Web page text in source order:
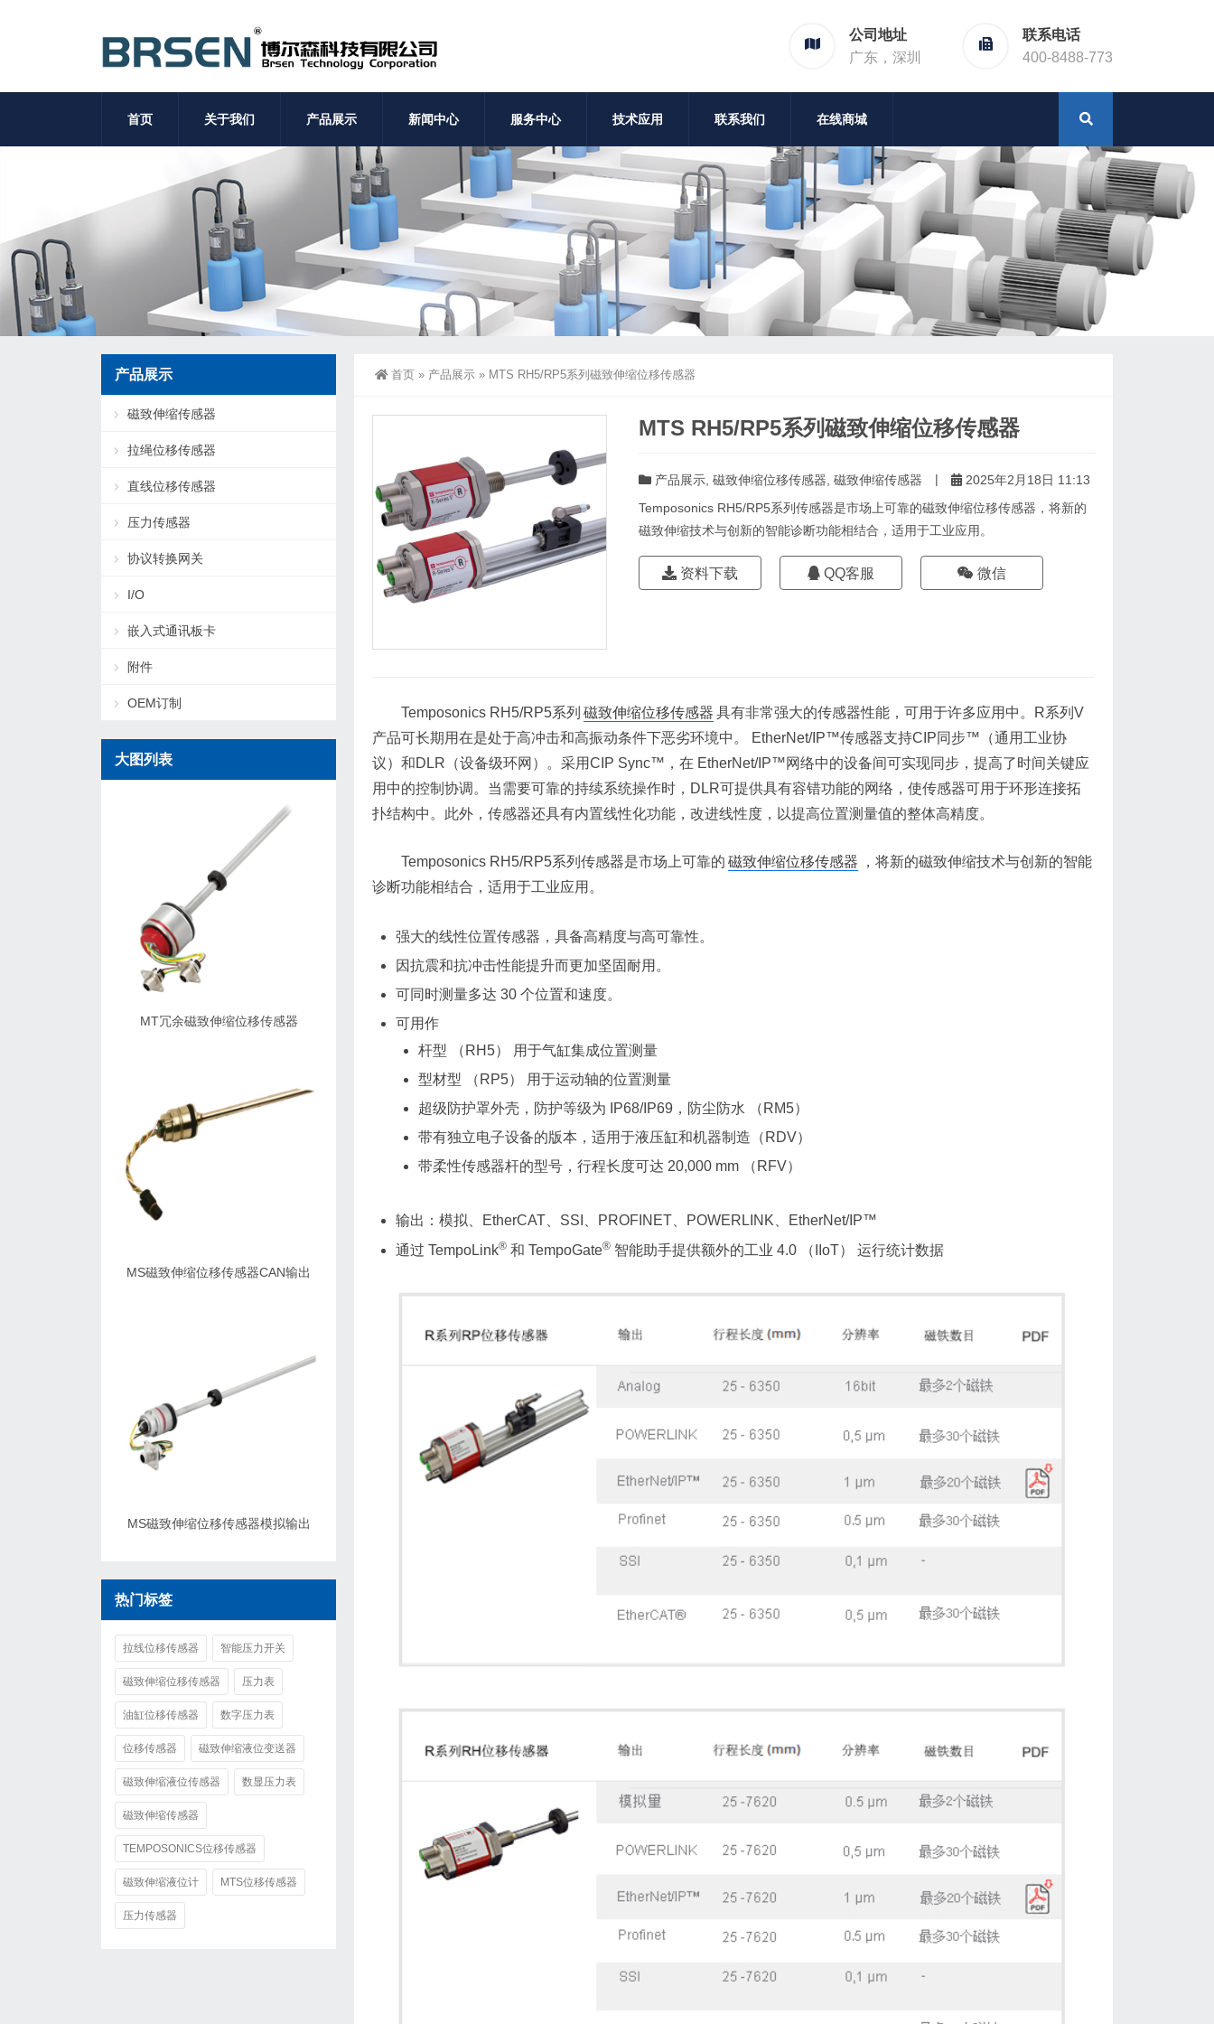
公司地址
广东，深圳
联系电话
400-8488-773
首页 关于我们 产品展示 新闻中心 服务中心 技术应用 联系我们 在线商城
首页 » 产品展示 » MTS RH5/RP5系列磁致伸缩位移传感器
MTS RH5/RP5系列磁致伸缩位移传感器
产品展示 磁致伸缩位移传感器 磁致伸缩传感器 |
2025年2月18日 11:13
Temposonics RH5/RP5系列传感器是市场上可靠的磁致伸缩位移传感器，将新的
磁致伸缩技术与创新的智能诊断功能相结合，适用于工业应用。
资料下载 QQ客服 微信
Temposonics RH5/RP5系列 磁致伸缩位移传感器 具有非常强大的传感器性能，可用于许多应用中。R系列V
产品可长期用在是处于高冲击和高振动条件下恶劣环境中。 EtherNet/IP™传感器支持CIP同步™（通用工业协
议）和DLR（设备级环网）。采用CIP Sync™，在 EtherNet/IP™网络中的设备间可实现同步，提高了时间关键应
用中的控制协调。当需要可靠的持续系统操作时，DLR可提供具有容错功能的网络，使传感器可用于环形连接拓
扑结构中。此外，传感器还具有内置线性化功能，改进线性度，以提高位置测量值的整体高精度。
Temposonics RH5/RP5系列传感器是市场上可靠的 磁致伸缩位移传感器
，将新的磁致伸缩技术与创新的智能
诊断功能相结合，适用于工业应用。
强大的线性位置传感器，具备高精度与高可靠性。
因抗震和抗冲击性能提升而更加坚固耐用。
可同时测量多达 30 个位置和速度。
可用作
杆型 （RH5） 用于气缸集成位置测量
型材型 （RP5） 用于运动轴的位置测量
超级防护罩外壳，防护等级为 IP68/IP69，防尘防水 （RM5）
带有独立电子设备的版本，适用于液压缸和机器制造（RDV）
带柔性传感器杆的型号，行程长度可达 20,000 mm （RFV）
输出：模拟、EtherCAT、SSI、PROFINET、POWERLINK、EtherNet/IP™
通过 TempoLink®和 TempoGate®智能助手提供额外的工业 4.0 （IIoT） 运行统计数据
产品展示
磁致伸缩传感器
拉绳位移传感器
直线位移传感器
压力传感器
协议转换网关
I/O
嵌入式通讯板卡
附件
OEM订制
大图列表
MT冗余磁致伸缩位移传感器
MS磁致伸缩位移传感器CAN输出
MS磁致伸缩位移传感器模拟输出
热门标签
拉线位移传感器 智能压力开关
磁致伸缩位移传感器 压力表
油缸位移传感器 数字压力表
位移传感器 磁致伸缩液位变送器
磁致伸缩液位传感器 数显压力表
磁致伸缩传感器
TEMPOSONICS位移传感器
磁致伸缩液位计 MTS位移传感器
压力传感器